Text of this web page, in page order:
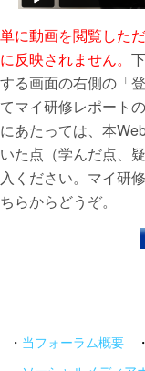
単に動画を閲覧した
に反映されません。
する画面の右側の「
てマイ研修レポート
にあたっては、本
いた点（学んだ点、
入ください。マイ研
ちらからどうぞ。
・ 当フォーラム概要 ・